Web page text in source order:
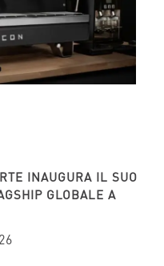
INAUGURA IL SUO
GLOBALE A